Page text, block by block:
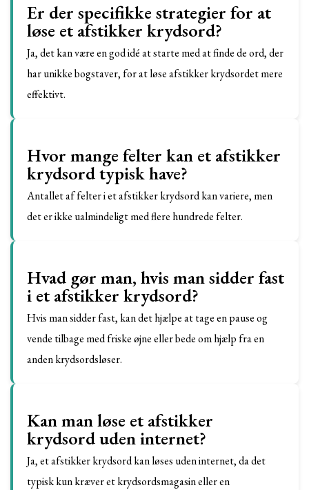
Er der specifikke strategier for at
løse et afstikker krydsord?
Ja, det kan være en god idé at starte med at finde de ord, der
har unikke bogstaver, for at løse afstikker krydsordet mere
effektivt.
Hvor mange felter kan et afstikker
krydsord typisk have?
Antallet af felter i et afstikker krydsord kan variere, men
det er ikke ualmindeligt med flere hundrede felter.
Hvad gør man, hvis man sidder fast
i et afstikker krydsord?
Hvis man sidder fast, kan det hjælpe at tage en pause og
vende tilbage med friske øjne eller bede om hjælp fra en
anden krydsordsløser.
Kan man løse et afstikker
krydsord uden internet?
Ja, et afstikker krydsord kan løses uden internet, da det
typisk kun kræver et krydsordsmagasin eller en